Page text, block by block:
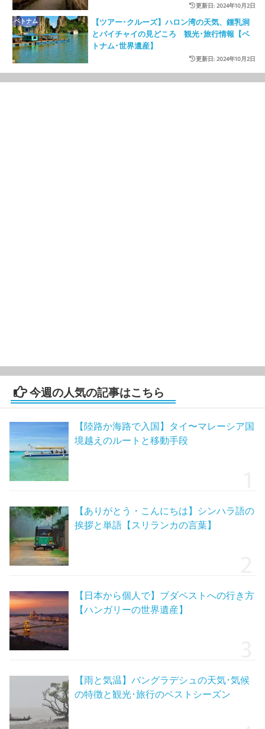
更新日: 2024年10月2日
【ツアー･クルーズ】ハロン湾の天気、鍾乳洞
とバイチャイの見どころ 観光･旅行情報【ベ
トナム･世界遺産】
ベトナム
更新日: 2024年10月2日
今週の人気の記事はこちら
【陸路か海路で入国】タイ〜マレーシア国
境越えのルートと移動手段
【ありがとう・こんにちは】シンハラ語の
挨拶と単語【スリランカの言葉】
【日本から個人で】ブダペストへの行き方
【ハンガリーの世界遺産】
【雨と気温】バングラデシュの天気･気候
の特徴と観光･旅行のベストシーズン